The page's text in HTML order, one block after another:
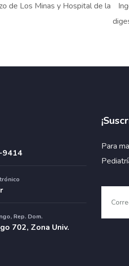
de Los Minas y Hospital de la
9414
Rep. Dom.
702, Zona Univ.
Para